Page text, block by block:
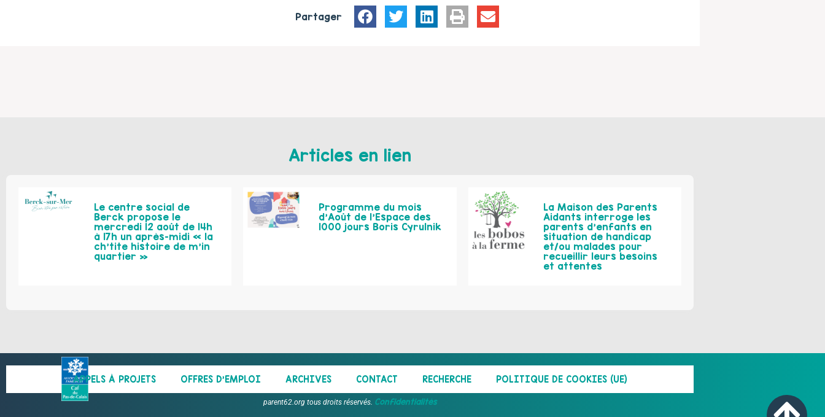
Partager
Articles en lien
Le centre social de
Berck propose le
mercredi 12 août de 14h
à 17h un après-midi « la
ch’tite histoire de m’in
quartier »
Programme du mois
d’Août de l’Espace des
1000 jours Boris Cyrulnik
La Maison des Parents
Aidants interroge les
parents d’enfants en
situation de handicap
et/ou malades pour
recueillir leurs besoins
et attentes
APPELS À PROJETS OFFRES D’EMPLOI ARCHIVES CONTACT RECHERCHE POLITIQUE DE COOKIES (UE)
parent62.org tous droits réservés. Confidentialités